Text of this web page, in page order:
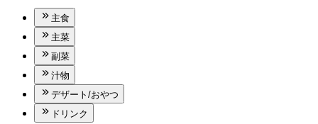
主食
主菜
副菜
汁物
デザート/おやつ
ドリンク